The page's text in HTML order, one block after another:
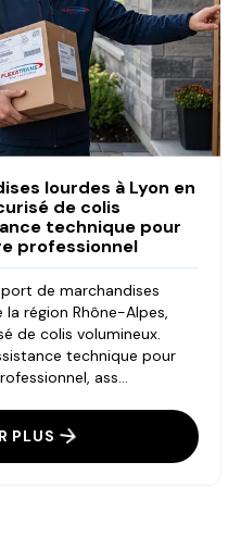
lourdes à Lyon en
de colis
technique pour
professionnel
de marchandises
région Rhône-Alpes,
de colis volumineux.
technique pour
ass...
PLUS